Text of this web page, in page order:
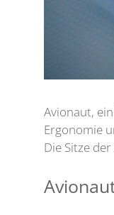
Avionaut,
Ergonomie
Die Sitze